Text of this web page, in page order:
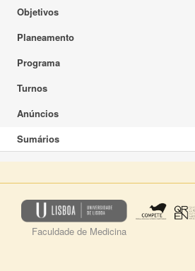
Objetivos
Planeamento
Programa
Turnos
Anúncios
Sumários
Faculdade de Medicina